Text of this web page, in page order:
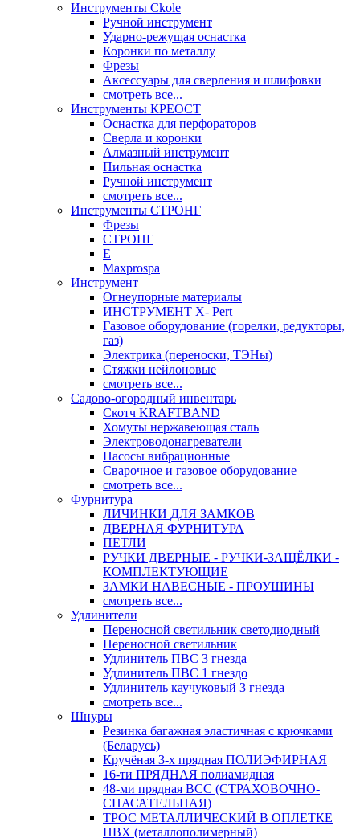
Инструменты Ckole
Ручной инструмент
Ударно‑режущая оснастка
Коронки по металлу
Фрезы
Аксессуары для сверления и шлифовки
смотреть все...
Инструменты КРЕОСТ
Оснастка для перфораторов
Сверла и коронки
Алмазный инструмент
Пильная оснастка
Ручной инструмент
смотреть все...
Инструменты СТРОНГ
Фрезы
СТРОНГ
Е
Maxprospa
Инструмент
Огнеупорные материалы
ИНСТРУМЕНТ X- Pert
Газовое оборудование (горелки, редукторы,
газ)
Электрика (переноски, ТЭНы)
Стяжки нейлоновые
смотреть все...
Садово-огородный инвентарь
Скотч KRAFTBAND
Хомуты нержавеющая сталь
Электроводонагреватели
Насосы вибрационные
Сварочное и газовое оборудование
смотреть все...
Фурнитура
ЛИЧИНКИ ДЛЯ ЗАМКОВ
ДВЕРНАЯ ФУРНИТУРА
ПЕТЛИ
РУЧКИ ДВЕРНЫЕ - РУЧКИ-ЗАЩЁЛКИ -
КОМПЛЕКТУЮЩИЕ
ЗАМКИ НАВЕСНЫЕ - ПРОУШИНЫ
смотреть все...
Удлинители
Переносной светильник светодиодный
Переносной светильник
Удлинитель ПВС 3 гнезда
Удлинитель ПВС 1 гнездо
Удлинитель каучуковый 3 гнезда
смотреть все...
Шнуры
Резинка багажная эластичная с крючками
(Беларусь)
Кручёная 3-х прядная ПОЛИЭФИРНАЯ
16-ти ПРЯДНАЯ полиамидная
48-ми прядная ВСС (СТРАХОВОЧНО-
СПАСАТЕЛЬНАЯ)
ТРОС МЕТАЛЛИЧЕСКИЙ В ОПЛЕТКЕ
ПВХ (металлополимерный)